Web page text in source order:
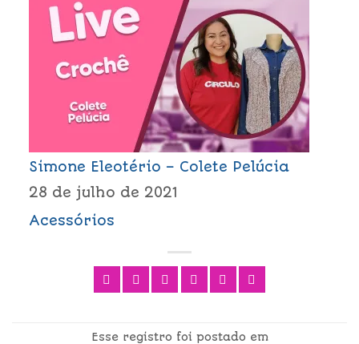
Simone Eleotério – Colete Pelúcia
28 de julho de 2021
Acessórios
Esse registro foi postado em